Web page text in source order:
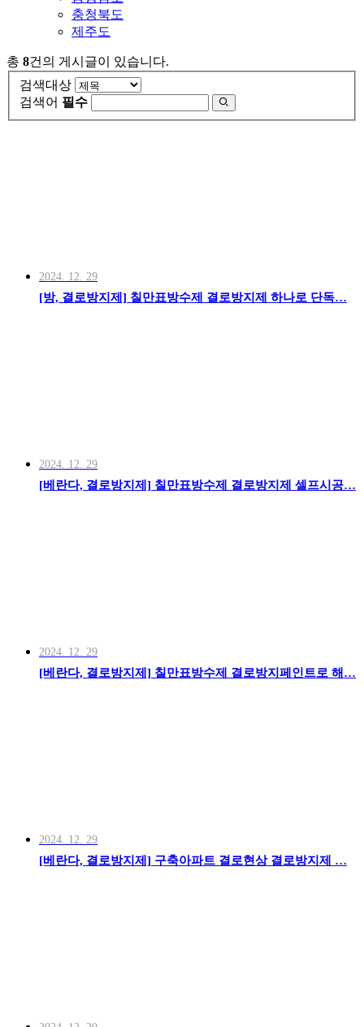
충청북도
제주도
총 8건의 게시글이 있습니다.
검색대상
검색어 필수
2024. 12. 29
[방, 결로방지제] 칠만표방수제 결로방지제 하나로 단독…
2024. 12. 29
[베란다, 결로방지제] 칠만표방수제 결로방지제 셀프시공…
2024. 12. 29
[베란다, 결로방지제] 칠만표방수제 결로방지페인트로 해…
2024. 12. 29
[베란다, 결로방지제] 구축아파트 결로현상 결로방지제 …